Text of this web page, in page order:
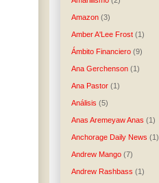
Amazon (3)
Amber A'Lee Frost (1)
Ámbito Financiero (9)
Ana Gerchenson (1)
Ana Pastor (1)
Análisis (5)
Anas Aremeyaw Anas (1)
Anchorage Daily News (1)
Andrew Mango (7)
Andrew Rashbass (1)